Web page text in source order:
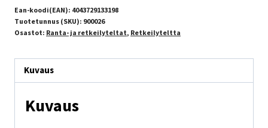
Ean-koodi(EAN): 4043729133198
Tuotetunnus (SKU): 900026
Osastot: Ranta- ja retkeilyteltat, Retkeilyteltta
Kuvaus
Kuvaus